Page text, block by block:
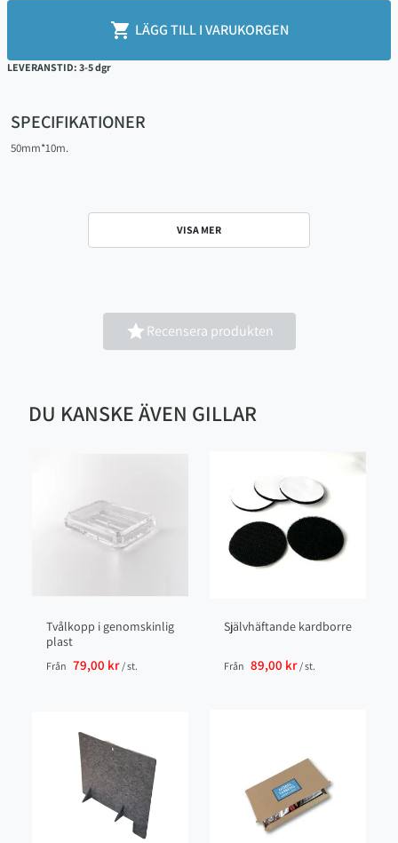
 LÄGG TILL I VARUKORGEN
LEVERANSTID: 3-5 dgr
SPECIFIKATIONER
50mm*10m.
VISA MER
Recensera produkten
DU KANSKE ÄVEN GILLAR
Tvålkopp i genomskinlig
plast
Från 79,00 kr / st.
Självhäftande kardborre
Från 89,00 kr / st.